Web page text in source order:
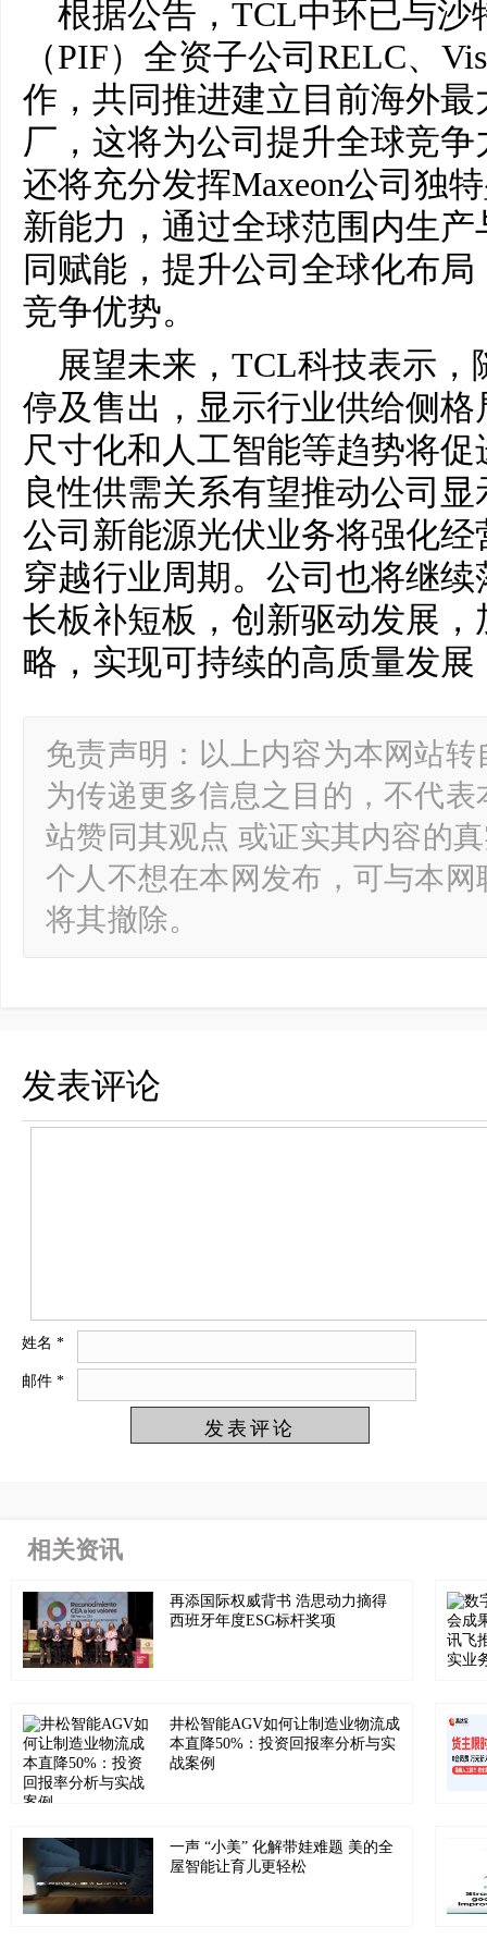
根据公告，TCL中环已与沙
（PIF）全资子公司RELC、
作，共同推进建立目前海外
厂，这将为公司提升全球竞
还将充分发挥Maxeon公司独
新能力，通过全球范围内生
同赋能，提升公司全球化布
竞争优势。
展望未来，TCL科技表示
停及售出，显示行业供给侧
尺寸化和人工智能等趋势将
良性供需关系有望推动公司
公司新能源光伏业务将强化
穿越行业周期。公司也将继
长板补短板，创新驱动发展
略，实现可持续的高质量发
免责声明：以上内容为本网站
为传递更多信息之目的，不代
站赞同其观点 或证实其内容的
个人不想在本网发布，可与本
将其撤除。
发表评论
姓名 *
邮件 *
相关资讯
再添国际权威背书 浩思动力摘得
西班牙年度ESG标杆奖项
井松智能AGV如何让制造业物流成
本直降50%：投资回报率分析与实
战案例
一声 “小美” 化解带娃难题 美的全
屋智能让育儿更轻松